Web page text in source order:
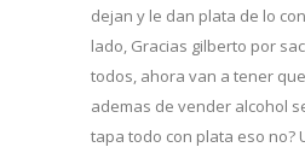
dejan y le dan plata de lo
lado, Gracias gilberto por
todos, ahora van a tener
ademas de vender alcohol
tapa todo con plata eso no?